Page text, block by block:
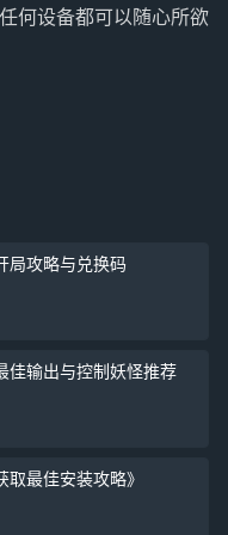
何设备都可以随心所欲
局攻略与兑换码
佳输出与控制妖怪推荐
取最佳安装攻略》